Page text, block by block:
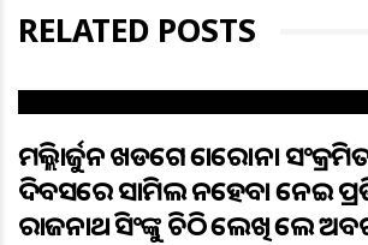
RELATED POSTS
ମଲ୍ଲିକାର୍ଜୁନ ଖଡଗେ କୋରୋନା
ଦିବସରେ ସାମିଲ ନହେବା ନେଇ
ରାଜନାଥ ସିଂଙ୍କୁ ଚିଠି ଲେଖି କଲେ